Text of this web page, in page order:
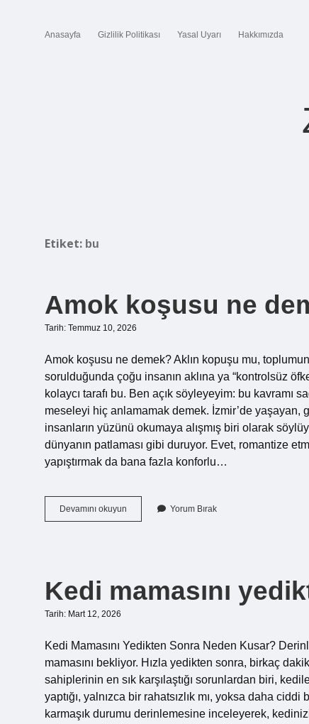
Anasayfa Gizlilik Politikası Yasal Uyarı Hakkımızda
Etiket: bu
Amok koşusu ne
Tarih: Temmuz 10, 2026
Amok koşusu ne demek? Aklın kopuşu mu,
sorulduğunda çoğu insanın aklına ya “kontrolsüz
kolaycı tarafı bu. Ben açık söyleyeyim: bu kavramı
meseleyi hiç anlamamak demek. İzmir’de yaşayan,
insanların yüzünü okumaya alışmış biri olarak
dünyanın patlaması gibi duruyor. Evet, romantize
yapıştırmak da bana fazla konforlu…
Devamını okuyun
koşusu
Yorum Bırak
Kedi mamasını
Tarih: Mart 12, 2026
Kedi Mamasını Yedikten Sonra Neden Kusar?
mamasını bekliyor. Hızla yedikten sonra, birkaç
sahiplerinin en sık karşılaştığı sorunlardan biri,
yaptığı, yalnızca bir rahatsızlık mı, yoksa daha
karmaşık durumu derinlemesine inceleyerek,